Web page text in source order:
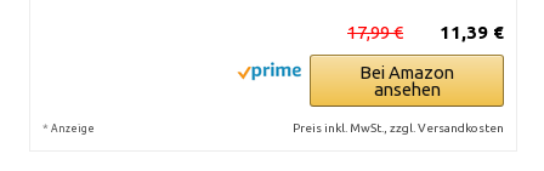
11,39 €
17,99 €
Bei Amazon
ansehen
* Anzeige Preis inkl. MwSt., zzgl. Versandkosten